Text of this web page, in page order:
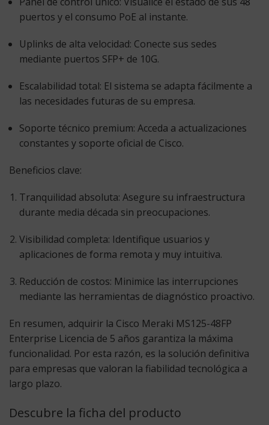
puertos y el consumo PoE al instante.
Uplinks de alta velocidad: Conecte sus sedes
mediante puertos SFP+ de 10G.
Escalabilidad total: El sistema se adapta fácilmente a
las necesidades futuras de su empresa.
Soporte técnico premium: Acceda a actualizaciones
constantes y soporte oficial de Cisco.
Beneficios clave:
Tranquilidad absoluta: Asegure su infraestructura
durante media década sin preocupaciones.
Visibilidad completa: Identifique usuarios y
aplicaciones de forma remota y muy intuitiva.
Reducción de costos: Minimice las interrupciones
mediante las herramientas de diagnóstico proactivo.
En resumen, adquirir la Cisco Meraki MS125-48FP
Enterprise Licencia de 5 años garantiza la máxima
funcionalidad. Por esta razón, es la solución definitiva
para empresas que valoran la fiabilidad tecnológica a
largo plazo.
Descubre la ficha del producto